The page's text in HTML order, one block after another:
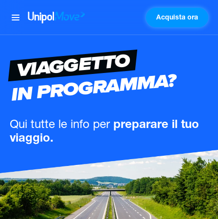
UnipolMove Acquista ora
VIAGGETTO
IN PROGRAMMA?
Qui tutte le info per preparare il tuo
viaggio.